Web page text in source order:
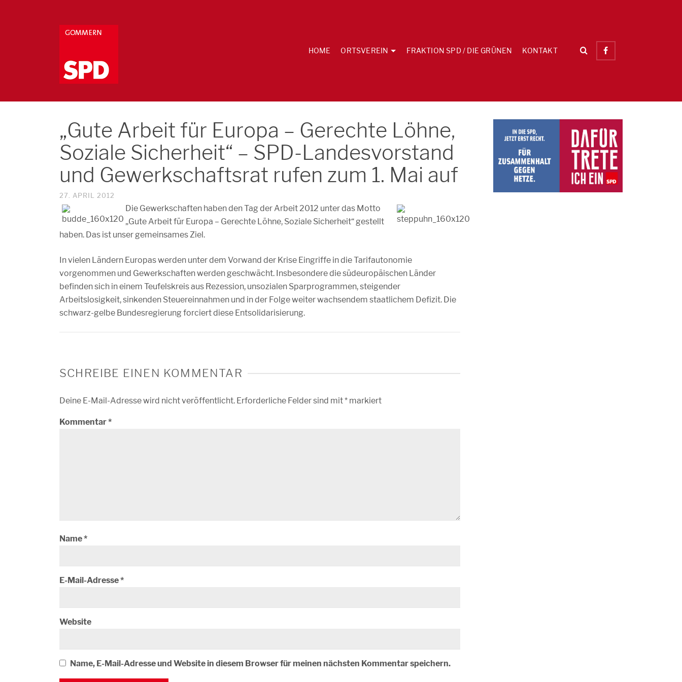
HOME ORTSVEREIN FRAKTION SPD / DIE GRÜNEN KONTAKT
„Gute Arbeit für Europa – Gerechte Löhne,
Soziale Sicherheit“ – SPD-Landesvorstand
und Gewerkschaftsrat rufen zum 1. Mai auf
27. APRIL 2012
Die Gewerkschaften haben den Tag der Arbeit 2012 unter das Motto
„Gute Arbeit für Europa – Gerechte Löhne, Soziale Sicherheit“ gestellt
haben. Das ist unser gemeinsames Ziel.
In vielen Ländern Europas werden unter dem Vorwand der Krise Eingriffe in die Tarifautonomie
vorgenommen und Gewerkschaften werden geschwächt. Insbesondere die südeuropäischen Länder
befinden sich in einem Teufelskreis aus Rezession, unsozialen Sparprogrammen, steigender
Arbeitslosigkeit, sinkenden Steuereinnahmen und in der Folge weiter wachsendem staatlichem Defizit. Die
schwarz-gelbe Bundesregierung forciert diese Entsolidarisierung.
SCHREIBE EINEN KOMMENTAR
Deine E-Mail-Adresse wird nicht veröffentlicht. Erforderliche Felder sind mit* markiert
Kommentar*
Name*
E-Mail-Adresse*
Website
Name, E-Mail-Adresse und Website in diesem Browser für meinen nächsten Kommentar speichern.